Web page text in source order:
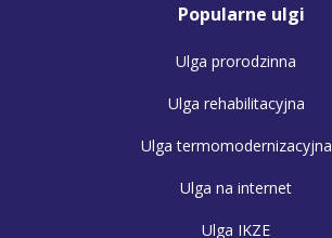
Popularne ulgi
Ulga prorodzinna
Ulga rehabilitacyjna
Ulga termomodernizacyjna
Ulga na internet
Ulga IKZE